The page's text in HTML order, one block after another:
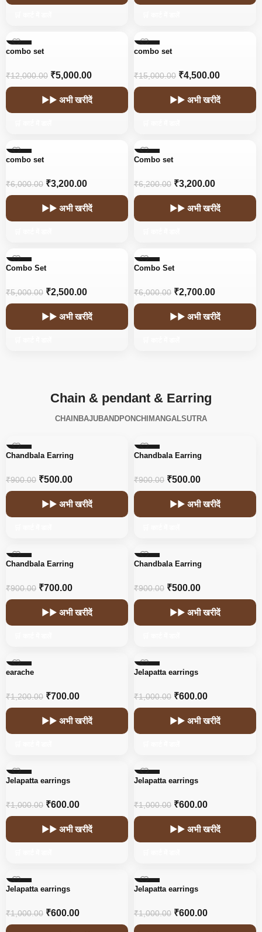
-58%
combo set
₹12,000.00 ₹5,000.00
▶▶ अभी खरीदें
-70%
combo set
₹15,000.00 ₹4,500.00
▶▶ अभी खरीदें
-47%
combo set
₹6,000.00 ₹3,200.00
▶▶ अभी खरीदें
-48%
Combo set
₹6,200.00 ₹3,200.00
▶▶ अभी खरीदें
-50%
Combo Set
₹5,000.00 ₹2,500.00
▶▶ अभी खरीदें
-55%
Combo Set
₹6,000.00 ₹2,700.00
▶▶ अभी खरीदें
Chain & pendant & Earring
CHAIN BAJUBANDPONCHI MANGALSUTRA
-44%
Chandbala Earring
₹900.00 ₹500.00
▶▶ अभी खरीदें
-44%
Chandbala Earring
₹900.00 ₹500.00
▶▶ अभी खरीदें
-22%
Chandbala Earring
₹900.00 ₹700.00
▶▶ अभी खरीदें
-44%
Chandbala Earring
₹900.00 ₹500.00
▶▶ अभी खरीदें
earache
₹1,200.00 ₹700.00
▶▶ अभी खरीदें
-40%
Jelapatta earrings
₹1,000.00 ₹600.00
▶▶ अभी खरीदें
-40%
Jelapatta earrings
₹1,000.00 ₹600.00
▶▶ अभी खरीदें
-40%
Jelapatta earrings
₹1,000.00 ₹600.00
▶▶ अभी खरीदें
-40%
Jelapatta earrings
₹1,000.00 ₹600.00
-40%
Jelapatta earrings
₹1,000.00 ₹600.00